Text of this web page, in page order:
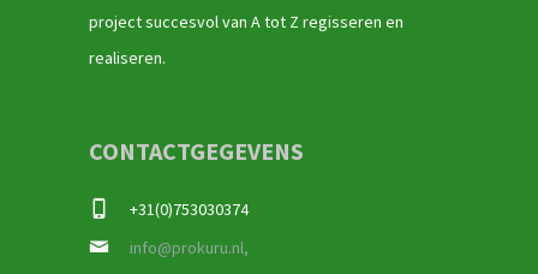
project succesvol van A tot Z regisseren en
realiseren.
CONTACTGEGEVENS
+31(0)753030374
info@prokuru.nl,